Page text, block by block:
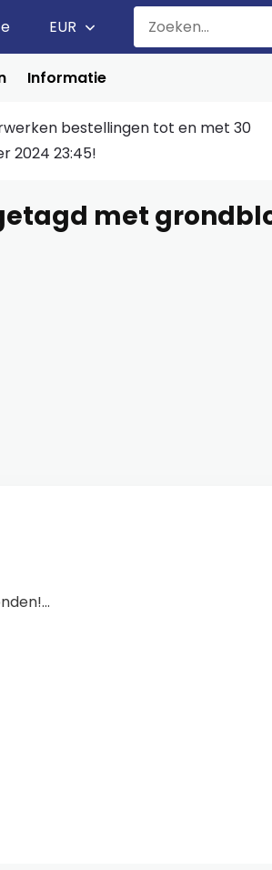
EUR
Informatie
bestellingen tot en met 30
2024 23:45!
met